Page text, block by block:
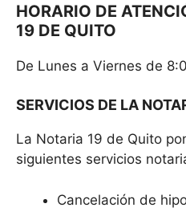
HORARIO DE
19 DE QUITO
De Lunes a Viernes de
SERVICIOS DE LA
La Notaria 19 de Quito
siguientes servicios
Cancelación de